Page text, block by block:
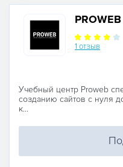
PROWEB
1 отзыв
Учебный центр Proweb
созданию сайтов с нуля
к...